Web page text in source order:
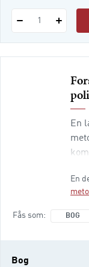
1
En
En
Fås som BOG
Bog